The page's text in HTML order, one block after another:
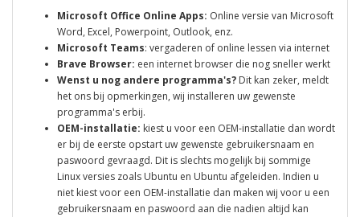
Microsoft Office Online Apps: Online versie van Microsoft
Word, Excel, Powerpoint, Outlook, enz.
Microsoft Teams: vergaderen of online lessen via internet
Brave Browser: een internet browser die nog sneller werkt
Wenst u nog andere programma's? Dit kan zeker, meldt
het ons bij opmerkingen, wij installeren uw gewenste
programma's erbij.
OEM-installatie: kiest u voor een OEM-installatie dan wordt
er bij de eerste opstart uw gewenste gebruikersnaam en
paswoord gevraagd. Dit is slechts mogelijk bij sommige
Linux versies zoals Ubuntu en Ubuntu afgeleiden. Indien u
niet kiest voor een OEM-installatie dan maken wij voor u een
gebruikersnaam en paswoord aan die nadien altijd kan